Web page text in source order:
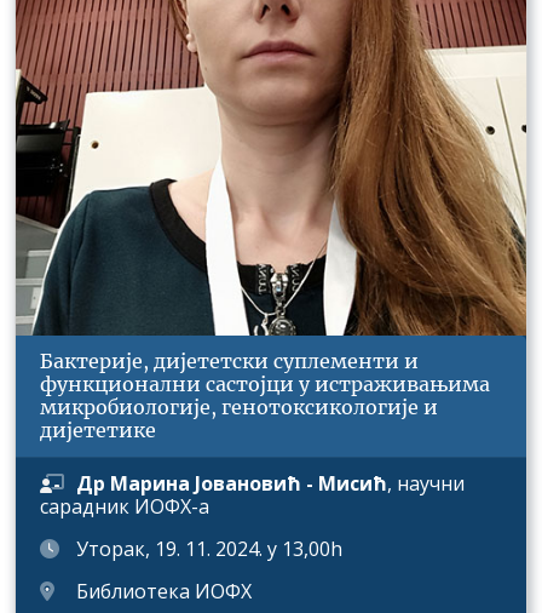
Бактерије, дијететски суплементи и
функционални састојци у истраживањима
микробиологије, генотоксикологије и
дијететике
Др Марина Јовановић - Мисић, научни
сарадник ИОФХ-а
Уторак, 19. 11. 2024. у 13,00h
Библиотека ИОФХ